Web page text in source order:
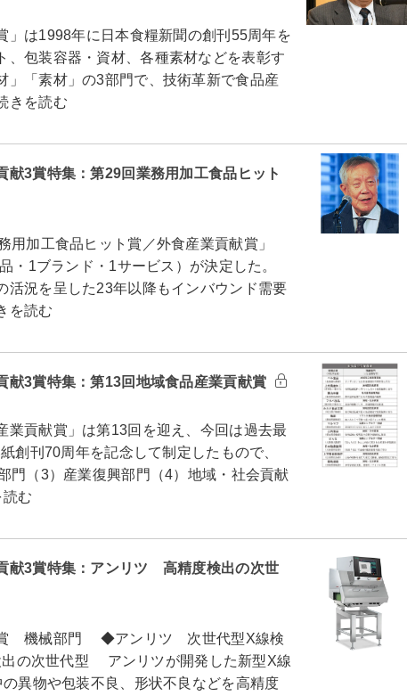
は1998年に日本食糧新聞の創刊55周年を
、包装容器・資材、各種素材などを表彰す
」「素材」の3部門で、技術革新で食品産
きを読む
献3賞特集：第29回業務用加工食品ヒット
加工食品ヒット賞／外食産業貢献賞」
・1ブランド・1サービス）が決定した。
況を呈した23年以降もインバウンド需要
を読む
献3賞特集：第13回地域食品産業貢献賞
貢献賞」は第13回を迎え、今回は過去最
刊70周年を記念して制定したもので、
門（3）産業復興部門（4）地域・社会貢献
む
献3賞特集：アンリツ 高精度検出の次世
機械部門 ◆アンリツ 次世代型X線検
の次世代型 アンリツが開発した新型X線
異物や包装不良、形状不良などを高精度